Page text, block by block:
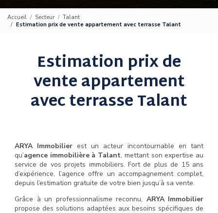
Accueil Secteur
Talant
Estimation prix de vente appartement avec terrasse Talant
Estimation prix de
vente appartement
avec terrasse Talant
ARYA Immobilier est un acteur incontournable en tant
qu’agence immobilière à Talant, mettant son expertise au
service de vos projets immobiliers. Fort de plus de 15 ans
d’expérience, l’agence offre un accompagnement complet,
depuis l’estimation gratuite de votre bien jusqu’à sa vente.
Grâce à un professionnalisme reconnu, ARYA Immobilier
propose des solutions adaptées aux besoins spécifiques de